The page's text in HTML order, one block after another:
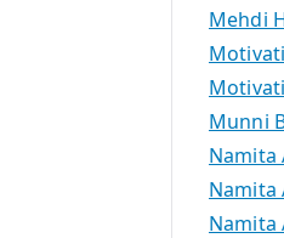
Mehdi
Munni
Namita
Namita
Namita